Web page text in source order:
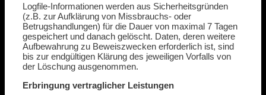
Logfile-Informationen werden aus Sicherheitsgründen
(z.B. zur Aufklärung von Missbrauchs- oder
Betrugshandlungen) für die Dauer von maximal 7 Tagen
gespeichert und danach gelöscht. Daten, deren weitere
Aufbewahrung zu Beweiszwecken erforderlich ist, sind
bis zur endgültigen Klärung des jeweiligen Vorfalls von
der Löschung ausgenommen.
Erbringung vertraglicher Leistungen